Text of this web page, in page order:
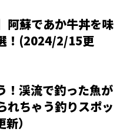
阿蘇であか牛丼を味
！(2024/2/15更
！渓流で釣った魚が
れちゃう釣りスポッ
）